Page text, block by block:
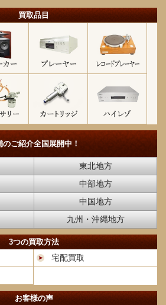
買取品目
のご紹介全国展開中！
東北地方
中部地方
中国地方
九州・沖縄地方
3つの買取方法
宅配買取
お客様の声